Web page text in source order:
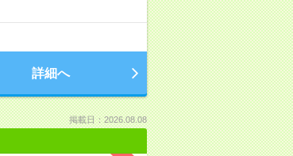
詳細へ
掲載日：2026.08.08